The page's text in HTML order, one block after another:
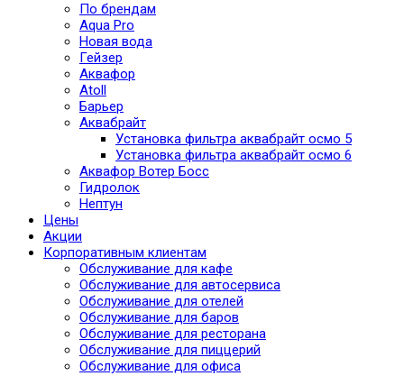
По брендам
Aqua Pro
Новая вода
Гейзер
Аквафор
Atoll
Барьер
Аквабрайт
Установка фильтра аквабрайт осмо 5
Установка фильтра аквабрайт осмо 6
Аквафор Вотер Босс
Гидролок
Нептун
Цены
Акции
Корпоративным клиентам
Обслуживание для кафе
Обслуживание для автосервиса
Обслуживание для отелей
Обслуживание для баров
Обслуживание для ресторана
Обслуживание для пиццерий
Обслуживание для офиса